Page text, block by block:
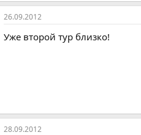
26.09.2012
Уже второй тур близко!
28.09.2012